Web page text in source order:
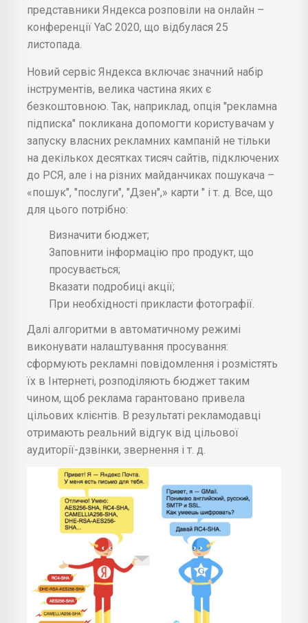
представники Яндекса розповіли на онлайн –
конференції YaC 2020, що відбулася 25
листопада.
Новий сервіс Яндекса включає значний набір
інструментів, велика частина яких є
безкоштовною. Так, наприклад, опція "рекламна
підписка" покликана допомогти користувачам у
запуску власних рекламних кампаній не тільки
на декількох десятках тисяч сайтів, підключених
до РСЯ, але і на різних майданчиках пошукача –
«пошук", "послуги", "Дзен",» карти " і т. д. Все, що
для цього потрібно:
Визначити бюджет;
Заповнити інформацію про продукт, що
просувається;
Вказати подробиці акції;
При необхідності прикласти фотографії.
Далі алгоритми в автоматичному режимі
виконувати налаштування просування:
сформують рекламні повідомлення і розмістять
їх в Інтернеті, розподіляють бюджет таким
чином, щоб реклама гарантовано привела
цільових клієнтів. В результаті рекламодавці
отримають реальний відгук від цільової
аудиторії-дзвінки, звернення і т. д.